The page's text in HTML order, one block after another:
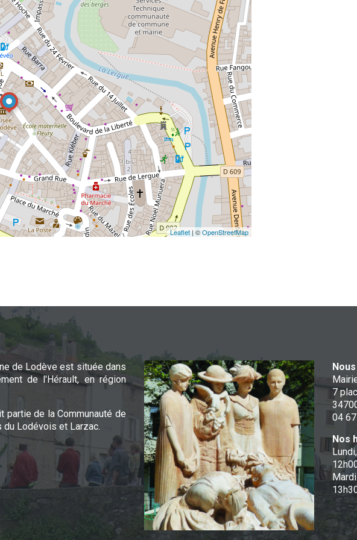
Leaflet | ©OpenStreetMap
de Lodève est située dans
de l'Hérault, en région
partie de la Communauté de
du Lodévois et Larzac.
7
04
Nos